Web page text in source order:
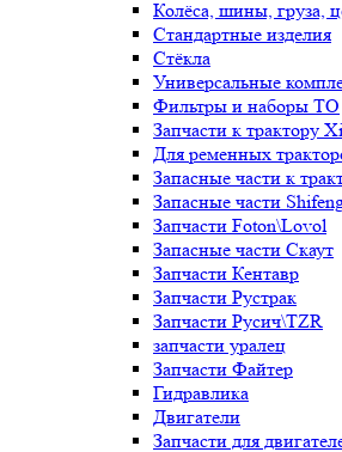
Колёса, шины, груза,
Стандартные изделия
Стёкла
Универсальные
Фильтры и наборы ТО
Запчасти к трактору
Для ременных
Запасные части к
Запасные части
Запчасти Foton\Lovol
Запасные части Скаут
Запчасти Кентавр
Запчасти Рустрак
Запчасти Русич\TZR
запчасти уралец
Запчасти Файтер
Гидравлика
Двигатели
Запчасти для